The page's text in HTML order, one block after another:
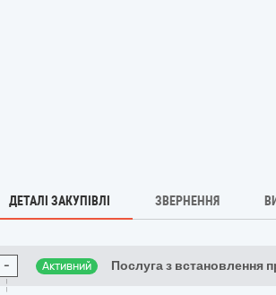
ДЕТАЛІ ЗАКУПІВЛІ ЗВЕРНЕННЯ
- Активний Послуга з встановлення